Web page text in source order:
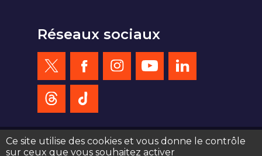
Réseaux sociaux
Ce site utilise des cookies et vous donne le contrôle
sur ceux que vous souhaitez activer